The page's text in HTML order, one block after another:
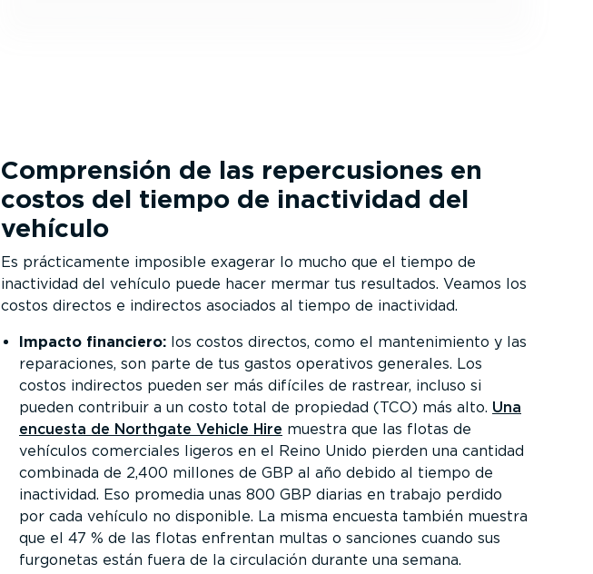
Comprensión de las reper­cu­siones en
costos del tiempo de inactividad del
vehículo
Es prácti­ca­mente imposible exagerar lo mucho que el tiempo de
inactividad del vehículo puede hacer mermar tus resultados. Veamos los
costos directos e indirectos asociados al tiempo de inactividad.
Impacto financiero: los costos directos, como el mante­ni­miento y las
repara­ciones, son parte de tus gastos operativos generales. Los
costos indirectos pueden ser más difíciles de rastrear, incluso si
pueden contribuir a un costo total de propiedad (TCO) más alto. Una
encuesta de Northgate Vehicle Hire muestra que las flotas de
vehículos comerciales ligeros en el Reino Unido pierden una cantidad
combinada de 2,400 millones de GBP al año debido al tiempo de
inactividad. Eso promedia unas 800 GBP diarias en trabajo perdido
por cada vehículo no disponible. La misma encuesta también muestra
que el 47 % de las flotas enfrentan multas o sanciones cuando sus
furgonetas están fuera de la circulación durante una semana.